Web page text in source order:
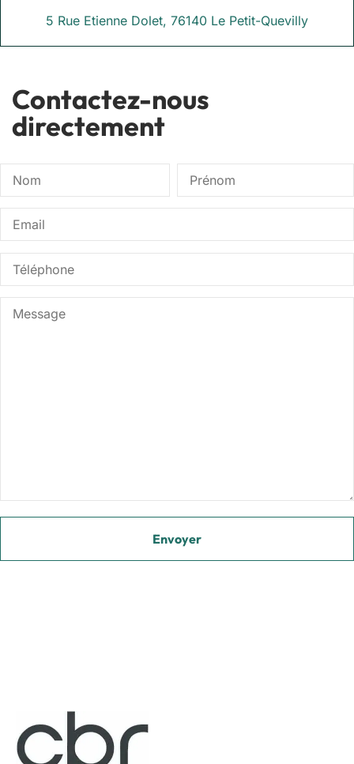
5 Rue Etienne Dolet, 76140 Le Petit-Quevilly
Contactez-nous
directement